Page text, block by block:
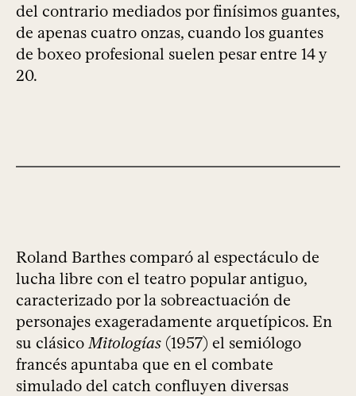
del contrario mediados por finísimos guantes,
de apenas cuatro onzas, cuando los guantes
de boxeo profesional suelen pesar entre 14 y
20.
Roland Barthes comparó al espectáculo de
lucha libre con el teatro popular antiguo,
caracterizado por la sobreactuación de
personajes exageradamente arquetípicos. En
su clásico Mitologías (1957) el semiólogo
francés apuntaba que en el combate
simulado del catch confluyen diversas